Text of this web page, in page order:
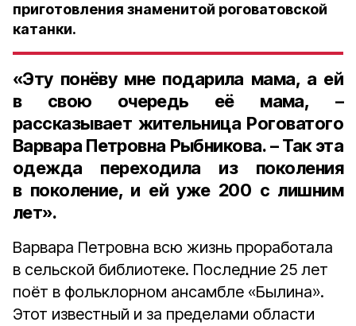
приготовления знаменитой роговатовской
катанки.
«Эту понёву мне подарила мама, а ей
в свою очередь её мама, –
рассказывает жительница Роговатого
Варвара Петровна Рыбникова. – Так эта
одежда переходила из поколения
в поколение, и ей уже 200 с лишним
лет».
Варвара Петровна всю жизнь проработала
в сельской библиотеке. Последние 25 лет
поёт в фольклорном ансамбле «Былина».
Этот известный и за пределами области